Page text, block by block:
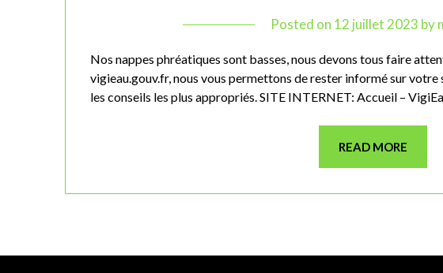
Posted on 12 juillet 2023 by
Nos nappes phréatiques sont basses, nous devons tous faire
vigieau.gouv.fr, nous vous permettons de rester informé sur
les conseils les plus appropriés. SITE INTERNET: Accueil
READ MORE